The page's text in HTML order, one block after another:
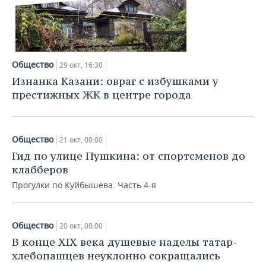
Общество 29 окт, 16:30
Изнанка Казани: овраг с избушками у
престижных ЖК в центре города
Общество 21 окт, 00:00
Гид по улице Пушкина: от спортсменов до
клабберов
Прогулки по Куйбышева. Часть 4-я
Общество 20 окт, 00:00
В конце XIX века душевые наделы татар-
хлебопашцев неуклонно сокращались